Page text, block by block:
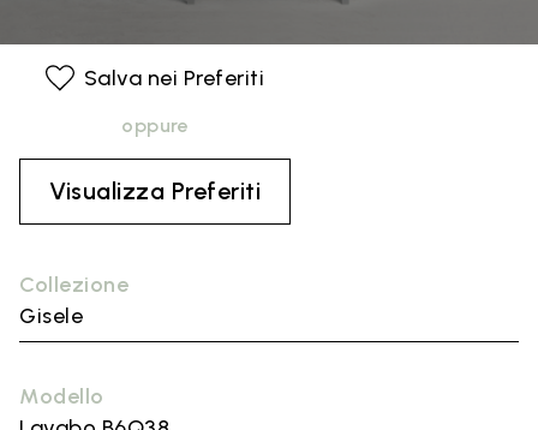
Collezione
Gisele
Modello
Salva nei Preferiti
oppure
Visualizza Preferiti